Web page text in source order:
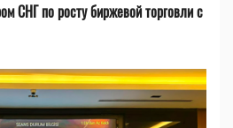
СНГ по росту биржевой торговли с